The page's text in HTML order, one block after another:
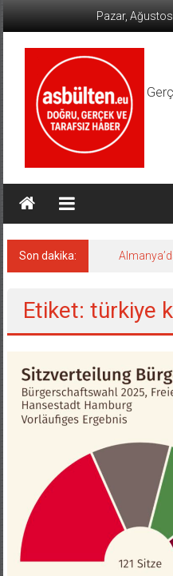
Pazar,
Son dakika:
Etiket: türkiye